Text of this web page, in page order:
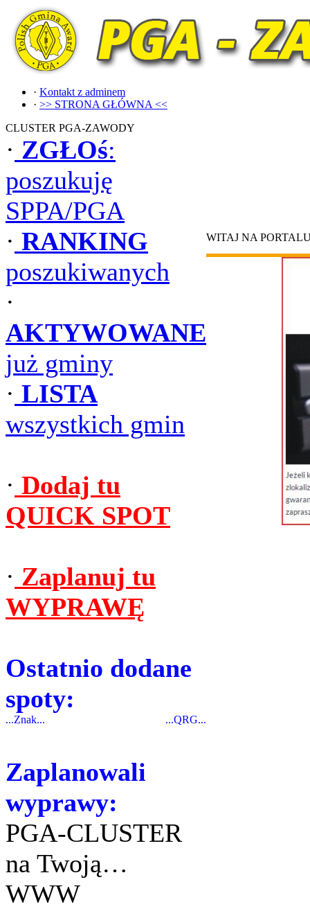
· Kontakt z adminem
· >> STRONA GŁÓWNA <<
CLUSTER PGA-ZAWODY
· ZGŁOś:
poszukuję
SPPA/PGA
· RANKING
poszukiwanych
·
AKTYWOWANE
już gminy
· LISTA
wszystkich gmin
· Dodaj tu
QUICK SPOT
· Zaplanuj tu
WYPRAWĘ
Ostatnio dodane
spoty:
...Znak... ...QRG...
Zaplanowali
wyprawy:
PGA-CLUSTER
na Twoją…
WWW
WITAJ NA